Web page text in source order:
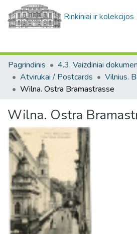
Rinkiniai ir kolekcijos
Pagrindinis
Atvirukai / Postcards
Wilna. Ostra Bramastrasse
Wilna. Ostra